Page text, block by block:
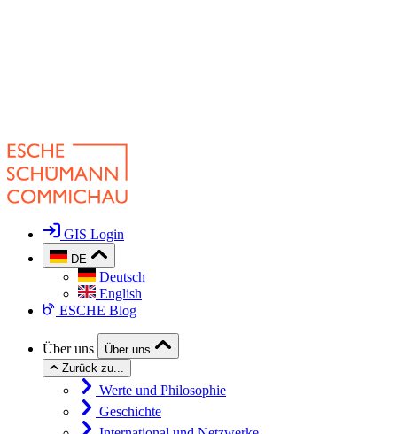
GIS Login
DE
Deutsch
English
ESCHE Blog
Über uns
Über uns
Zurück zu...
Werte und Philosophie
Geschichte